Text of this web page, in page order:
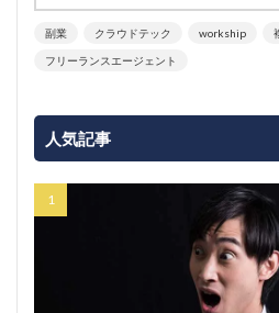
副業 クラウドテック workship
フリーランスエージェント
人気記事